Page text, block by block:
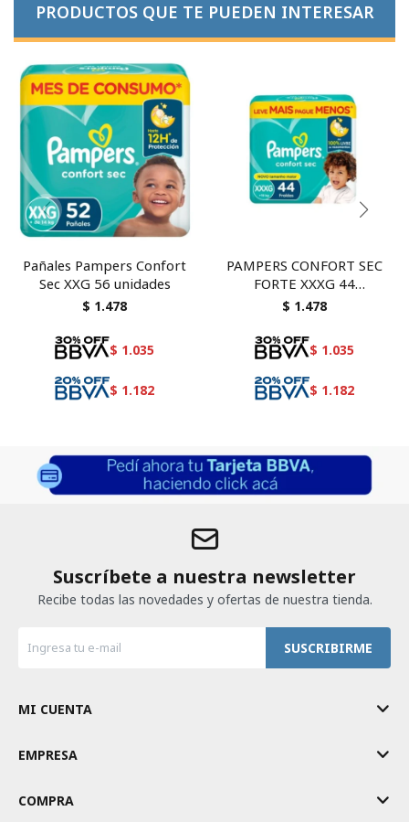
PRODUCTOS QUE TE PUEDEN INTERESAR
Pañales Pampers Confort
Sec XXG 56 unidades
$ 1.478
$ 1.035
$ 1.182
PAMPERS CONFORT SEC
FORTE XXXG 44
PAÑALES
$ 1.478
$ 1.035
$ 1.182
Suscríbete a nuestra newsletter
Recibe todas las novedades y ofertas de nuestra tienda.
SUSCRIBIRME
MI CUENTA
EMPRESA
COMPRA